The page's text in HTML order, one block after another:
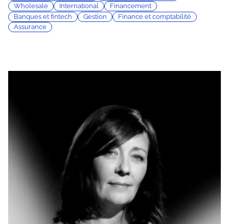
Wholesale
International
Financement
Banques et fintech
Gestion
Finance et comptabilité
Assurance